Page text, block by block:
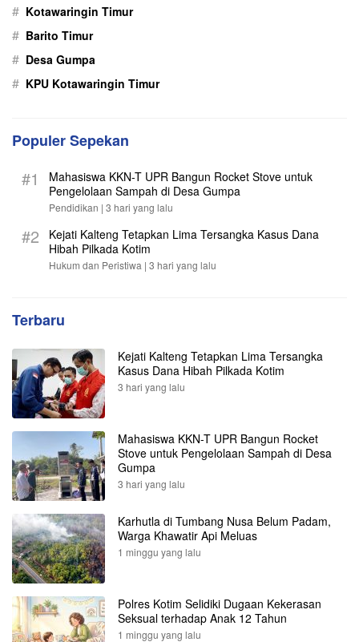
# Kotawaringin Timur
# Barito Timur
# Desa Gumpa
# KPU Kotawaringin Timur
Populer Sepekan
#1
Mahasiswa KKN-T UPR Bangun Rocket Stove untuk
Pengelolaan Sampah di Desa Gumpa
Pendidikan | 3 hari yang lalu
#2
Kejati Kalteng Tetapkan Lima Tersangka Kasus Dana
Hibah Pilkada Kotim
Hukum dan Peristiwa | 3 hari yang lalu
Terbaru
Kejati Kalteng Tetapkan Lima Tersangka
Kasus Dana Hibah Pilkada Kotim
3 hari yang lalu
Mahasiswa KKN-T UPR Bangun Rocket
Stove untuk Pengelolaan Sampah di Desa
Gumpa
3 hari yang lalu
Karhutla di Tumbang Nusa Belum Padam,
Warga Khawatir Api Meluas
1 minggu yang lalu
Polres Kotim Selidiki Dugaan Kekerasan
Seksual terhadap Anak 12 Tahun
1 minggu yang lalu